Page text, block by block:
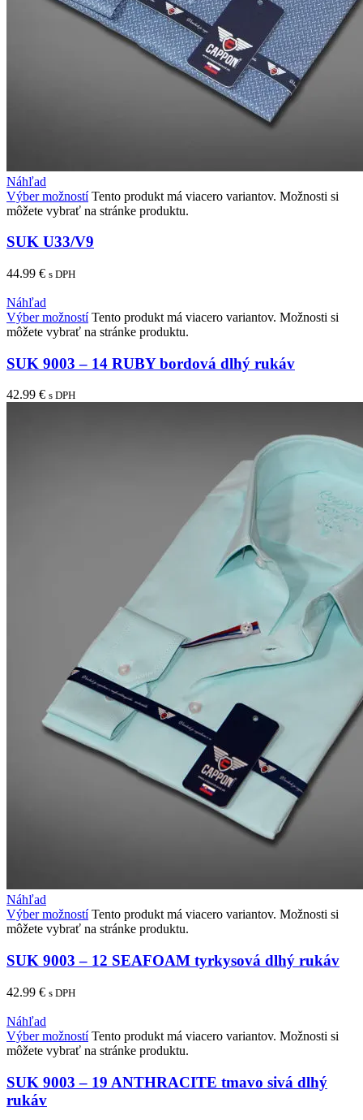
Náhľad
Výber možností Tento produkt má viacero variantov. Možnosti si
môžete vybrať na stránke produktu.
SUK U33/V9
44.99 € s DPH
Náhľad
Výber možností Tento produkt má viacero variantov. Možnosti si
môžete vybrať na stránke produktu.
SUK 9003 – 14 RUBY bordová dlhý rukáv
42.99 € s DPH
Náhľad
Výber možností Tento produkt má viacero variantov. Možnosti si
môžete vybrať na stránke produktu.
SUK 9003 – 12 SEAFOAM tyrkysová dlhý rukáv
42.99 € s DPH
Náhľad
Výber možností Tento produkt má viacero variantov. Možnosti si
môžete vybrať na stránke produktu.
SUK 9003 – 19 ANTHRACITE tmavo sivá dlhý
rukáv